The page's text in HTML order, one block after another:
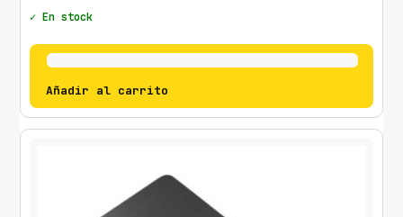
✓ En stock
Añadir al carrito